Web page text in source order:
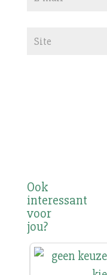
Ook
interessant
voor
jou?